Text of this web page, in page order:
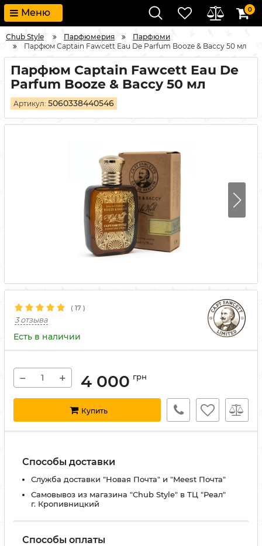
Меню 0
Chub Style Парфюмерия
Парфюми
Парфюм Captain Fawcett Eau De Parfum Booze & Baccy 50 мл
Парфюм Captain Fawcett Eau De
Parfum Booze & Baccy 50 мл
Артикул: 5060338440546
( 17 )
3 отзыва
Есть в наличии
− + 4 000 грн
Купить
Способы доставки
Служба доставки "Новая Почта" и "Meest Почта"
Самовывоз из магазина "Chub Style" в ТЦ "Реал"
г. Кропивницкий
Способы оплаты